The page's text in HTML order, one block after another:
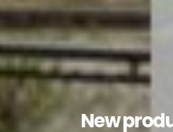
New